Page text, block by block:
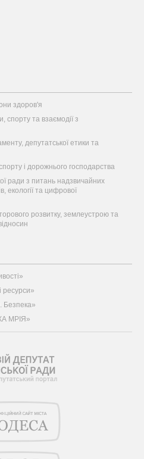
здоров'я
спорту та взаємодії з
депутатської етики та
і дорожнього господарства
ради з питань надзвичайних
екології та цифрової
розвитку, землеустрою та
ресурси»
Безпека»
МРІЯ»